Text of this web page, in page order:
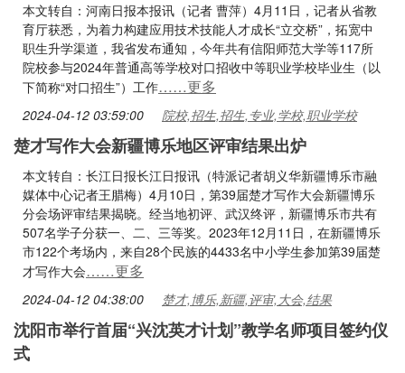
本文转自：河南日报本报讯（记者 曹萍）4月11日，记者从省教
育厅获悉，为着力构建应用技术技能人才成长“立交桥”，拓宽中
职生升学渠道，我省发布通知，今年共有信阳师范大学等117所
院校参与2024年普通高等学校对口招收中等职业学校毕业生（以
下简称“对口招生”）工作……更多
2024-04-12 03:59:00 院校,招生,招生,专业,学校,职业学校
楚才写作大会新疆博乐地区评审结果出炉
本文转自：长江日报长江日报讯（特派记者胡义华新疆博乐市融
媒体中心记者王腊梅）4月10日，第39届楚才写作大会新疆博乐
分会场评审结果揭晓。经当地初评、武汉终评，新疆博乐市共有
507名学子分获一、二、三等奖。2023年12月11日，在新疆博乐
市122个考场内，来自28个民族的4433名中小学生参加第39届楚
才写作大会……更多
2024-04-12 04:38:00 楚才,博乐,新疆,评审,大会,结果
沈阳市举行首届“兴沈英才计划”教学名师项目签约仪
式